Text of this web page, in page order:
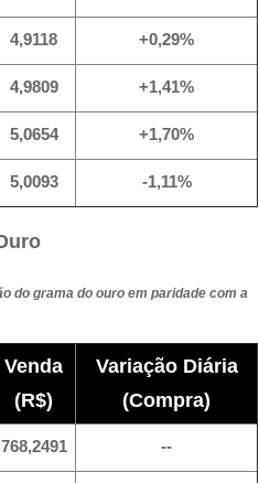
4,9118 +0,29%
4,9809 +1,41%
5,0654 +1,70%
5,0093 -1,11%
do grama do ouro em paridade com a
Venda
(R$)
Variação Diária
(Compra)
768,2491 --